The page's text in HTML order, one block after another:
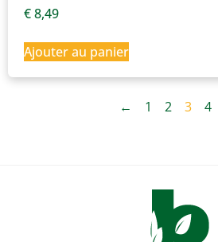
€8,49
Ajouter au panier
← 1 2 3 4